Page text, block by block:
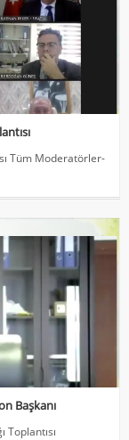
Tüm Moderatörler-
Toplantısı
Başkanı
Toplantısı